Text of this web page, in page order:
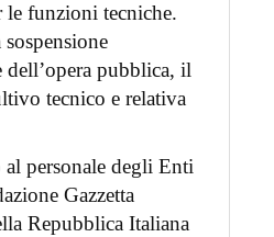
le funzioni tecniche.
sospensione
dell’opera pubblica, il
tecnico e relativa
personale degli Enti
Gazzetta
Repubblica Italiana